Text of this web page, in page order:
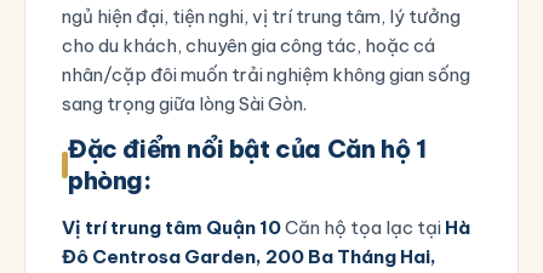
ngủ hiện đại, tiện nghi, vị trí trung tâm, lý tưởng
cho du khách, chuyên gia công tác, hoặc cá
nhân/cặp đôi muốn trải nghiệm không gian sống
sang trọng giữa lòng Sài Gòn.
Đặc điểm nổi bật của Căn hộ 1
phòng:
Vị trí trung tâm Quận 10Căn hộ tọa lạc tại Hà
Đô Centrosa Garden, 200 Ba Tháng Hai,